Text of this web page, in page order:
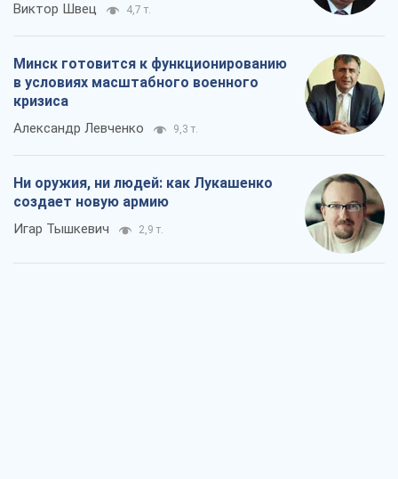
Виктор Швец 4,7 т.
Минск готовится к функционированию
в условиях масштабного военного
кризиса
Александр Левченко 9,3 т.
Ни оружия, ни людей: как Лукашенко
создает новую армию
Игар Тышкевич 2,9 т.